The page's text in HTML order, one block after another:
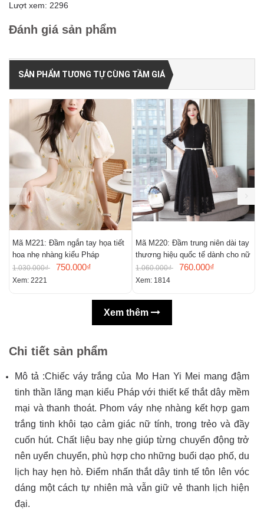
Lượt xem: 2296
Đánh giá sản phẩm
SẢN PHẨM TƯƠNG TỰ CÙNG TẦM GIÁ
Mã M221: Đầm ngắn tay họa tiết
hoa nhẹ nhàng kiểu Pháp
1.030.000₫ 750.000₫
Xem: 2221
Mã M220: Đầm trung niên dài tay
thương hiệu quốc tế dành cho nữ
1.060.000₫ 760.000₫
Xem: 1814
Xem thêm
Chi tiết sản phẩm
Mô tả :Chiếc váy trắng của Mo Han Yi Mei mang đậm
tinh thần lãng mạn kiểu Pháp với thiết kế thắt dây mềm
mại và thanh thoát. Phom váy nhẹ nhàng kết hợp gam
trắng tinh khôi tạo cảm giác nữ tính, trong trẻo và đầy
cuốn hút. Chất liệu bay nhẹ giúp từng chuyển động trở
nên uyển chuyển, phù hợp cho những buổi dạo phố, du
lịch hay hẹn hò. Điểm nhấn thắt dây tinh tế tôn lên vóc
dáng một cách tự nhiên mà vẫn giữ vẻ thanh lịch hiện
đại.